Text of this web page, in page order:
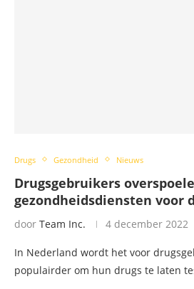
Drugs Gezondheid Nieuws
Drugsgebruikers
gezondheidsdiensten voor
door Team Inc. 4 december 2022
In Nederland wordt het voor
populairder om hun drugs te laten